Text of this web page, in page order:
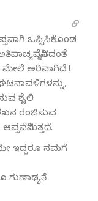
ಒಪ್ಪಿಸಿಕೊಂಡ
ಮೇಲೆ ಅರಿವಾಗಿದೆ !
ಶೈಲಿ
ರಂಜಿಸುವ
ಇದ್ದರೂ ನಮಗೆ
ಗುಣಾಢ್ಯತೆ